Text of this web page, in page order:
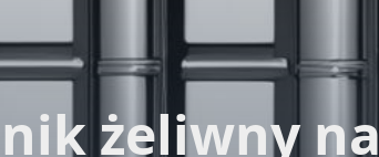
żeliwny na